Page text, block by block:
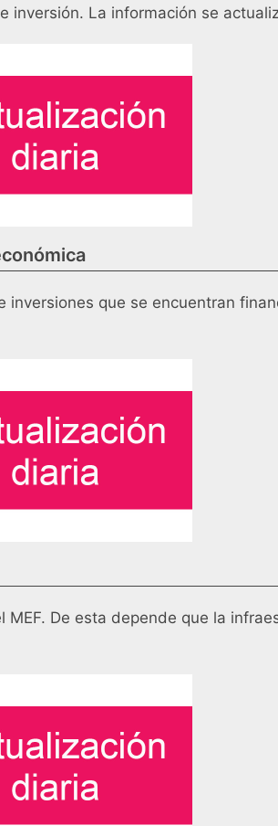
inversión. La información se
que se encuentran
De esta depende que la